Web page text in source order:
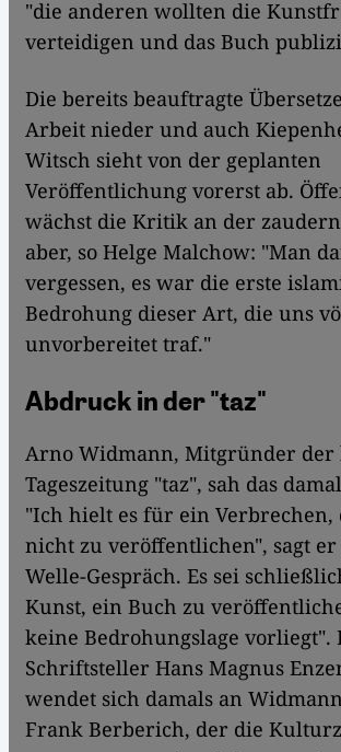
"die anderen wollten die
verteidigen und das Buch
Die bereits beauftragte
Arbeit nieder und auch
Witsch sieht von der geplanten
Veröffentlichung vorerst ab.
wächst die Kritik an der
aber, so Helge Malchow: "Man
vergessen, es war die erste
Bedrohung dieser Art, die uns
unvorbereitet traf."
Abdruck in der "taz"
Arno Widmann, Mitgründer
Tageszeitung "taz", sah das
"Ich hielt es für ein Verbrechen,
nicht zu veröffentlichen", sagt er
Welle-Gespräch. Es sei
Kunst, ein Buch zu
keine Bedrohungslage vorliegt".
Schriftsteller Hans Magnus
wendet sich damals an
Frank Berberich, der die